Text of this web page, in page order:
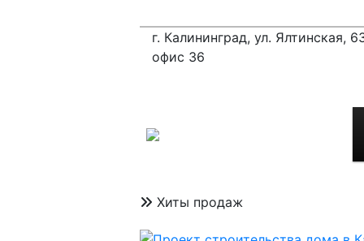
г. Калининград, ул. Ялтинская,
офис 36
Хиты продаж